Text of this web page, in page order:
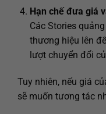
Hạn chế đưa giá
Các Stories
thương hiệu lên
lượt chuyển đổi
Tuy nhiên, nếu giá
sẽ muốn tương tác